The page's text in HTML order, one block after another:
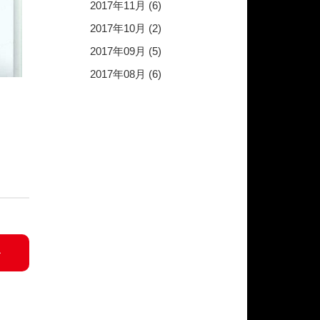
2017年11月 (6)
2017年10月 (2)
2017年09月 (5)
2017年08月 (6)